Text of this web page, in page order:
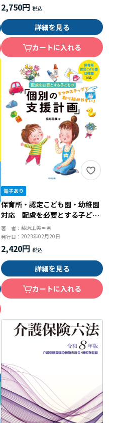
2,750円
詳細を見る
カートに入れる
保育所・認定こども園・幼稚園
対応 配慮を必要とする子ども
の「個別の支援計画」 ５つの
ステップで取り組みやすい！
著 者： 藤原里美＝著
発行日： 2023年02月20日
2,420円
詳細を見る
カートに入れる